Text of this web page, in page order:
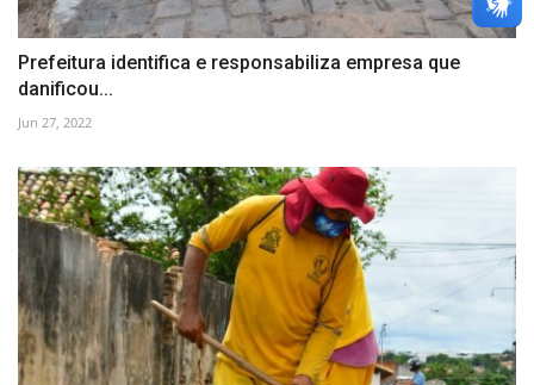
Prefeitura identifica e responsabiliza empresa que
danificou...
Jun 27, 2022